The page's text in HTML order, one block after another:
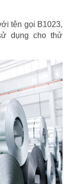
tên gọi B1023,
dụng cho thử